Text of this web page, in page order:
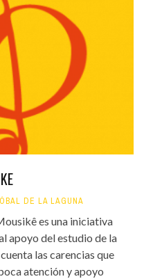
DE LA LAGUNA
es una iniciativa
apoyo del estudio de la
las carencias que
atención y apoyo